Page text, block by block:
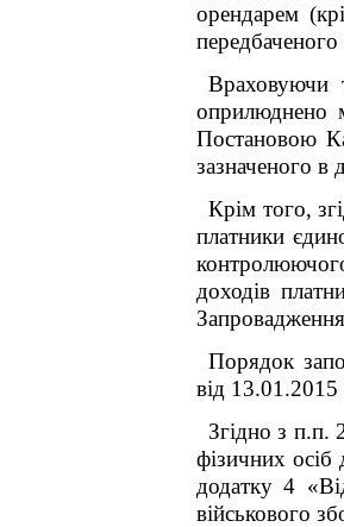
орендарем
Враховуючи
оприлюднено
Постановою
зазначеного в
Крім того,
платники
доходів
Порядок
від 13.01.2015
Згідно з п.п.
фізичних осіб
додатку 4
військового